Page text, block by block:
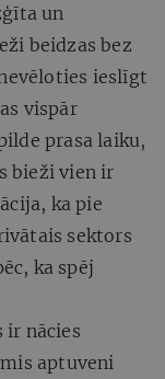
un
beidzas bez
ieslīgt
vispār
prasa laiku,
bieži vien ir
ka pie
sektors
ka spēj
ir nācies
aptuveni